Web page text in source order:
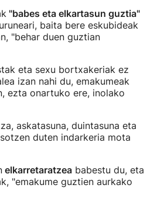
"babes eta elkartasun guztia"
baita bere eskubideak
"behar duen guztian
eta sexu bortxakeriak ez
izan nahi du, emakumeak
ezta onartuko ere, inolako
askatasuna, duintasuna eta
duten indarkeria mota
elkarretaratzeababestu du, eta
"emakume guztien aurkako